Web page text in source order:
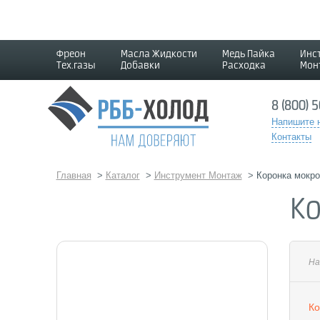
Фреон
Тех.газы
Масла Жидкости
Добавки
Медь Пайка
Расходка
8 (800)
Напишите
Контакты
Главная > Каталог > Инструмент Монтаж > Коронка